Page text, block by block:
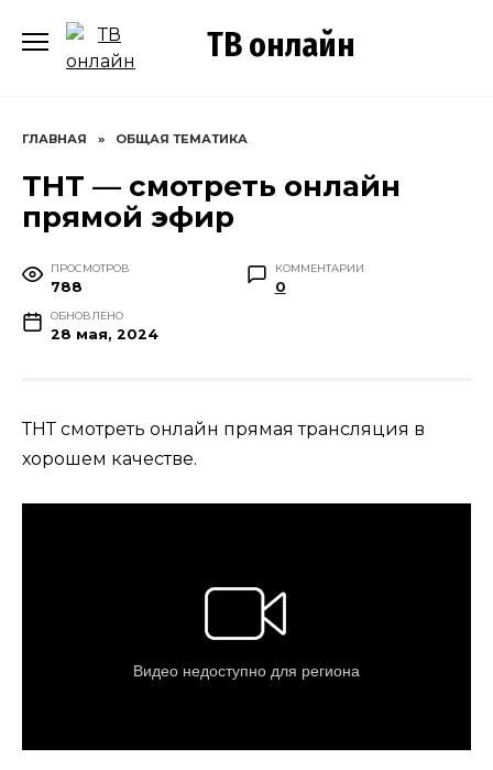
содержанию
ТВ онлайн
ГЛАВНАЯ » ОБЩАЯ ТЕМАТИКА
ТНТ — смотреть онлайн
прямой эфир
ПРОСМОТРОВ
788
КОММЕНТАРИИ
0
ОБНОВЛЕНО
28 мая, 2024
ТНТ смотреть онлайн прямая трансляция в
хорошем качестве.